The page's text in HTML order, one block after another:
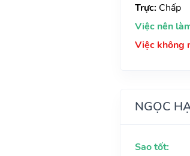
Trực: Chấp
Việc nên
Việc không
NGỌC
Sao tốt: